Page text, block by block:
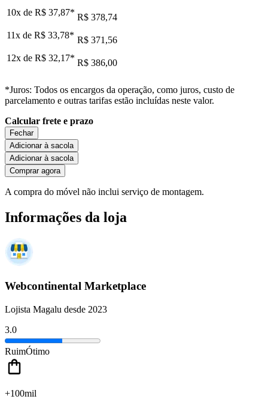
10x de R$ 37,87* R$ 378,74
11x de R$ 33,78* R$ 371,56
12x de R$ 32,17* R$ 386,00
*Juros: Todos os encargos da operação, como juros, custo de
parcelamento e outras tarifas estão incluídas neste valor.
Calcular frete e prazo
Fechar
Adicionar à sacola
Adicionar à sacola
Comprar agora
A compra do móvel não inclui serviço de montagem.
Informações da loja
Webcontinental Marketplace
Lojista Magalu desde 2023
3.0
RuimÓtimo
+100mil